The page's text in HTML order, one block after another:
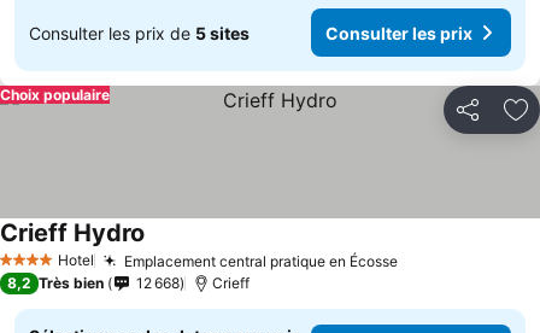
Consulter les prix de 5 sites Consulter les prix
Partager
Choix populaire
4 Étoiles Hotel Emplacement central pratique en Écosse
Crieff Hydro
8,2 Très bien 12 668 Crieff